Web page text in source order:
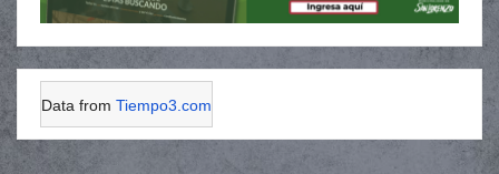
Data from Tiempo3.com